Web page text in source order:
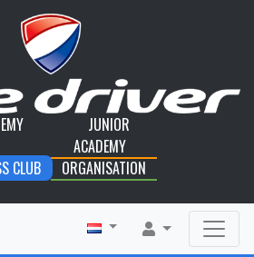
JUNIOR
ACADEMY
CLUB
ORGANISATION